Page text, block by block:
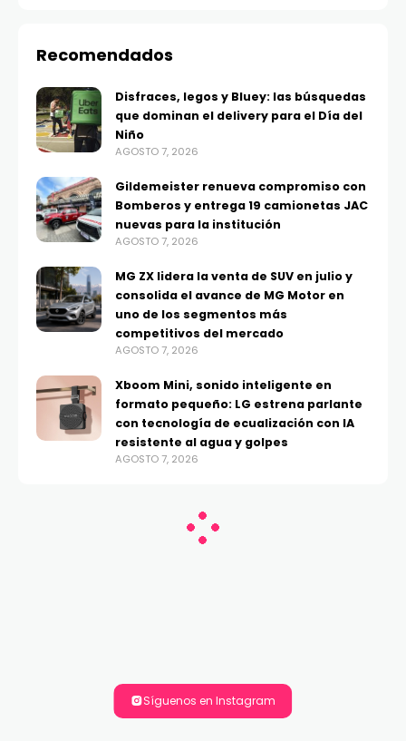
Recomendados
Disfraces, legos y Bluey: las búsquedas
que dominan el delivery para el Día del
Niño
AGOSTO 7, 2026
Gildemeister renueva compromiso con
Bomberos y entrega 19 camionetas JAC
nuevas para la institución
AGOSTO 7, 2026
MG ZX lidera la venta de SUV en julio y
consolida el avance de MG Motor en
uno de los segmentos más
competitivos del mercado
AGOSTO 7, 2026
Xboom Mini, sonido inteligente en
formato pequeño: LG estrena parlante
con tecnología de ecualización con IA
resistente al agua y golpes
AGOSTO 7, 2026
Síguenos en Instagram